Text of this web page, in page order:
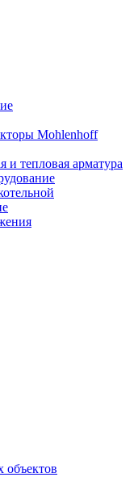
Mohlenhoff
и тепловая арматура
объектов